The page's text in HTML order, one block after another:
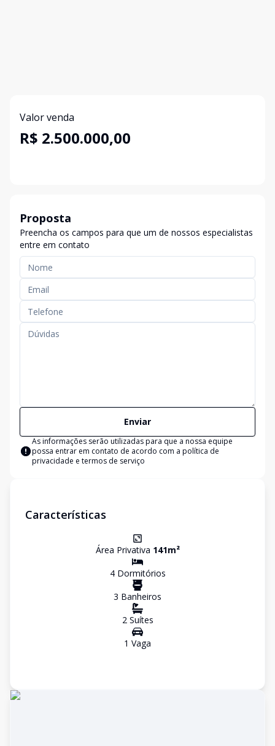
Valor venda
R$ 2.500.000,00
Proposta
Preencha os campos para que um de nossos especialistas
entre em contato
Enviar
As informações serão utilizadas para que a nossa equipe
possa entrar em contato de acordo com a política de
privacidade e termos de serviço
Características
Área Privativa 141m²
4Dormitórios
3 Banheiros
2Suítes
1 Vaga